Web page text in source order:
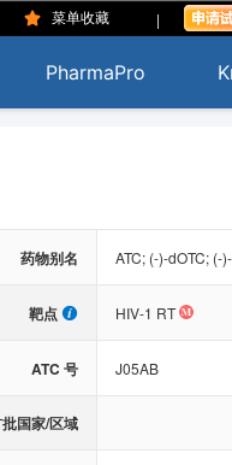
菜单收藏 |
PharmaPro
药物别名 ATC; (-)-dOTC;
靶点 HIV-1 RT
ATC 号 J05AB
国家/区域